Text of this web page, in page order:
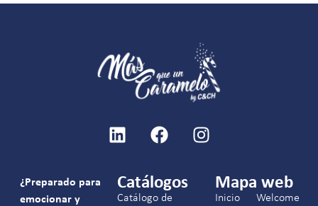
¿Preparado para
emocionar y
Catálogos
Catálogo de
Mapa web
Inicio
Welcome